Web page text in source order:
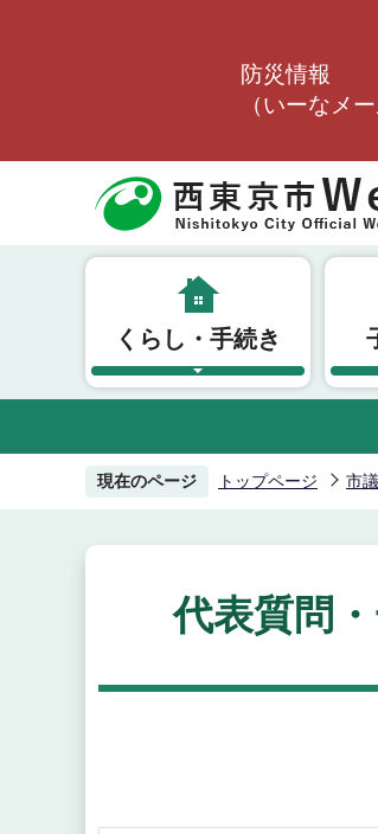
防災情報
（いーなメー
くらし・手続き
現在のページ トップページ 市
代表質問